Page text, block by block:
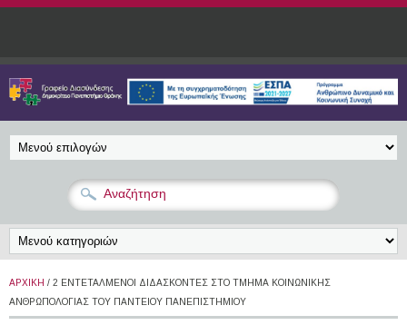
Παράκαμψη προς το κυρίως περιεχόμενο
ΑΡΧΙΚΉ / 2 ΕΝΤΕΤΑΛΜΈΝΟΙ ΔΙΔΆΣΚΟΝΤΕΣ ΣΤΟ ΤΜΉΜΑ ΚΟΙΝΩΝΙΚΉΣ
ΑΝΘΡΩΠΟΛΟΓΊΑΣ ΤΟΥ ΠΑΝΤΕΊΟΥ ΠΑΝΕΠΙΣΤΗΜΊΟΥ